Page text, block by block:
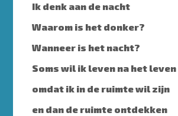
Ik denk aan de nacht
Waarom is het donker?
Wanneer is het nacht?
Soms wil ik leven na het leven
omdat ik in de ruimte wil zijn
en dan de ruimte ontdekken